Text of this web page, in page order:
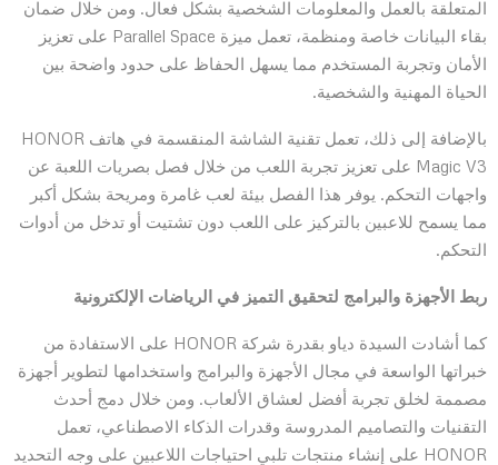
المتعلقة بالعمل والمعلومات الشخصية بشكل فعال. ومن خلال ضمان
بقاء البيانات خاصة ومنظمة، تعمل ميزة Parallel Space على تعزيز
الأمان وتجربة المستخدم مما يسهل الحفاظ على حدود واضحة بين
الحياة المهنية والشخصية.
بالإضافة إلى ذلك، تعمل تقنية الشاشة المنقسمة في هاتف HONOR
Magic V3 على تعزيز تجربة اللعب من خلال فصل بصريات اللعبة عن
واجهات التحكم. يوفر هذا الفصل بيئة لعب غامرة ومريحة بشكل أكبر
مما يسمح للاعبين بالتركيز على اللعب دون تشتيت أو تدخل من أدوات
التحكم.
ربط الأجهزة والبرامج لتحقيق التميز في الرياضات الإلكترونية
كما أشادت السيدة دياو بقدرة شركة HONOR على الاستفادة من
خبراتها الواسعة في مجال الأجهزة والبرامج واستخدامها لتطوير أجهزة
مصممة لخلق تجربة أفضل لعشاق الألعاب. ومن خلال دمج أحدث
التقنيات والتصاميم المدروسة وقدرات الذكاء الاصطناعي، تعمل
HONOR على إنشاء منتجات تلبي احتياجات اللاعبين على وجه التحديد